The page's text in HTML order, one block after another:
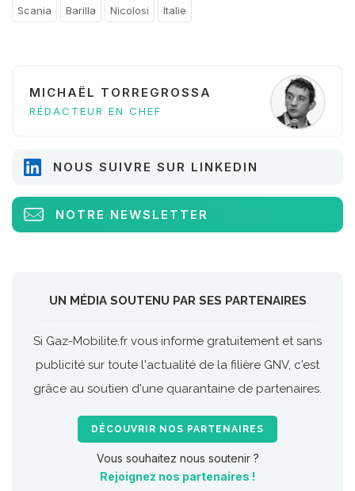
Scania Barilla Nicolosi Italie
MICHAËL TORREGROSSA
RÉDACTEUR EN CHEF
NOUS SUIVRE SUR LINKEDIN
NOTRE NEWSLETTER
UN MÉDIA SOUTENU PAR SES PARTENAIRES
Si Gaz-Mobilite.fr vous informe gratuitement et sans
publicité sur toute l'actualité de la filière GNV, c'est
grâce au soutien d'une quarantaine de partenaires.
DÉCOUVRIR NOS PARTENAIRES
Vous souhaitez nous soutenir ?
Rejoignez nos partenaires !